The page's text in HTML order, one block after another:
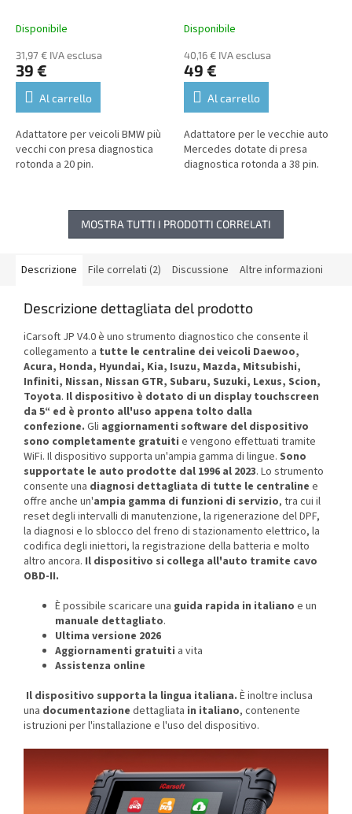
Disponibile
31,97 € IVA esclusa
39 €
Al carrello
Adattatore per veicoli BMW più
vecchi con presa diagnostica
rotonda a 20 pin.
Disponibile
40,16 € IVA esclusa
49 €
Al carrello
Adattatore per le vecchie auto
Mercedes dotate di presa
diagnostica rotonda a 38 pin.
MOSTRA TUTTI I PRODOTTI CORRELATI
Descrizione File correlati (2) Discussione Altre informazioni
Descrizione dettagliata del prodotto
iCarsoft JP V4.0 è uno strumento diagnostico che consente il
collegamento a tutte le centraline dei veicoli Daewoo,
Acura, Honda, Hyundai, Kia, Isuzu, Mazda, Mitsubishi,
Infiniti, Nissan, Nissan GTR, Subaru, Suzuki, Lexus, Scion,
Toyota. Il dispositivo è dotato di un display touchscreen
da 5“ ed è pronto all'uso appena tolto dalla
confezione. Gli aggiornamenti software del dispositivo
sono completamente gratuiti e vengono effettuati tramite
WiFi. Il dispositivo supporta un'ampia gamma di lingue. Sono
supportate le auto prodotte dal 1996 al 2023. Lo strumento
consente una diagnosi dettagliata di tutte le centraline e
offre anche un'ampia gamma di funzioni di servizio, tra cui il
reset degli intervalli di manutenzione, la rigenerazione del DPF,
la diagnosi e lo sblocco del freno di stazionamento elettrico, la
codifica degli iniettori, la registrazione della batteria e molto
altro ancora. Il dispositivo si collega all'auto tramite cavo
OBD-II.
È possibile scaricare una guida rapida in italiano e un
manuale dettagliato.
Ultima versione 2026
Aggiornamenti gratuiti a vita
Assistenza online
Il dispositivo supporta la lingua italiana. È inoltre inclusa
una documentazione dettagliata in italiano, contenente
istruzioni per l'installazione e l'uso del dispositivo.